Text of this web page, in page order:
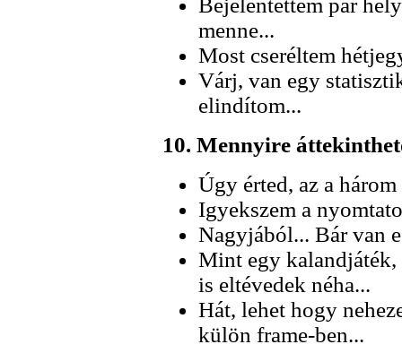
menne...
Most cseréltem
Várj, van egy
elindítom...
10. Mennyire
Úgy érted, az a három
Igyekszem a
Nagyjából... Bár van
Mint egy
is eltévedek néha...
Hát, lehet hogy
külön frame-ben...